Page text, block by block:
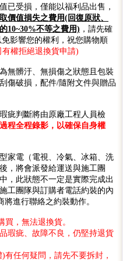
已受損，僅能以福利品出售，
價值損失之費用(回復原狀、
10~30%不等之費用) ，請先確
影響您的權利，祝您購物順
權拒絕退換貨申請)
無髒汙、無損傷之狀態且包裝
傷破損，配件/隨附文件與贈品
疵判斷將由原廠工程人員檢
程全程錄影，以確保自身權
家電（電視、冷氣、冰箱、洗
，將會派發給運送與施工團
，此狀態不一定是實際完成出
工團隊與訂購者電話約裝的內
進行聯絡之約裝動作。
，無法退換貨。
瑕疵、故障不良，仍堅持退貨
任何疑問，請先不要拆封，